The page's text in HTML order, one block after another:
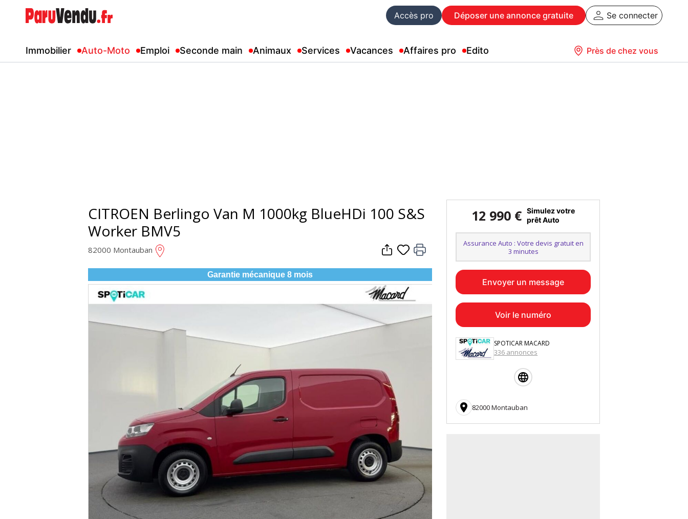
Accès pro Déposer une annonce gratuite Se connecter
Immobilier Auto-Moto Emploi Seconde main Animaux Services Vacances Affaires pro Edito Près de chez vous
CITROEN Berlingo Van M 1000kg BlueHDi 100 S&S
Worker BMV5
82000 Montauban
Garantie mécanique 8 mois
12 990 € Simulez votre
prêt Auto
Assurance Auto : Votre devis gratuit en
3 minutes
Envoyer un message
Voir le numéro
SPOTICAR MACARD
336 annonces
 82000 Montauban